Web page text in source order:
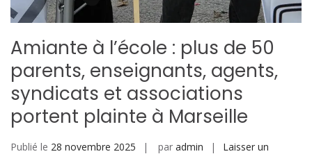
Amiante à l’école : plus de 50
parents, enseignants, agents,
syndicats et associations
portent plainte à Marseille
Publié le 28 novembre 2025 par admin
Laisser un